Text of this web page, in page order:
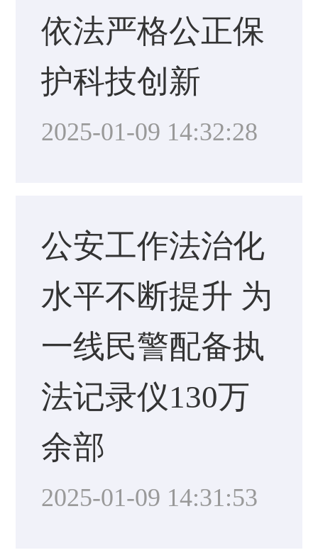
依法严格公正保
护科技创新
2025-01-09 14:32:28
公安工作法治化
水平不断提升 为
一线民警配备执
法记录仪130万
余部
2025-01-09 14:31:53